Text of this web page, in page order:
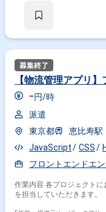
【物流管理アプリ
-円/時
派遣
東京都
恵比寿駅
JavaScript
CSS
フロントエンドエ
作業内容 各プロジェクト
を担当していただきます。